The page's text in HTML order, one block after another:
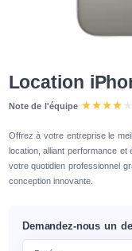
Location
Note de l'équipe
Offrez à votre entreprise le
location, alliant performance
votre quotidien professionnel
conception innovante.
Demandez-nous un